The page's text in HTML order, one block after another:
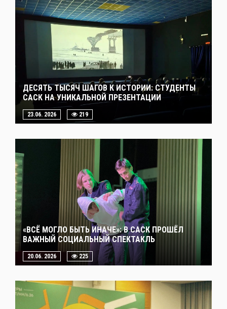
ДЕСЯТЬ ТЫСЯЧ ШАГОВ К ИСТОРИИ: СТУДЕНТЫ
САСК НА УНИКАЛЬНОЙ ПРЕЗЕНТАЦИИ
23.06. 2026 219
«ВСЁ МОГЛО БЫТЬ ИНАЧЕ»: В САСК ПРОШЁЛ
ВАЖНЫЙ СОЦИАЛЬНЫЙ СПЕКТАКЛЬ
20.06. 2026 225